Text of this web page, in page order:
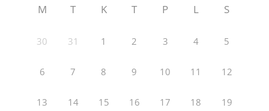
M T K T P L S
30 31 1 2 3 4 5
6 7 8 9 10 11 12
13 14 15 16 17 18 19